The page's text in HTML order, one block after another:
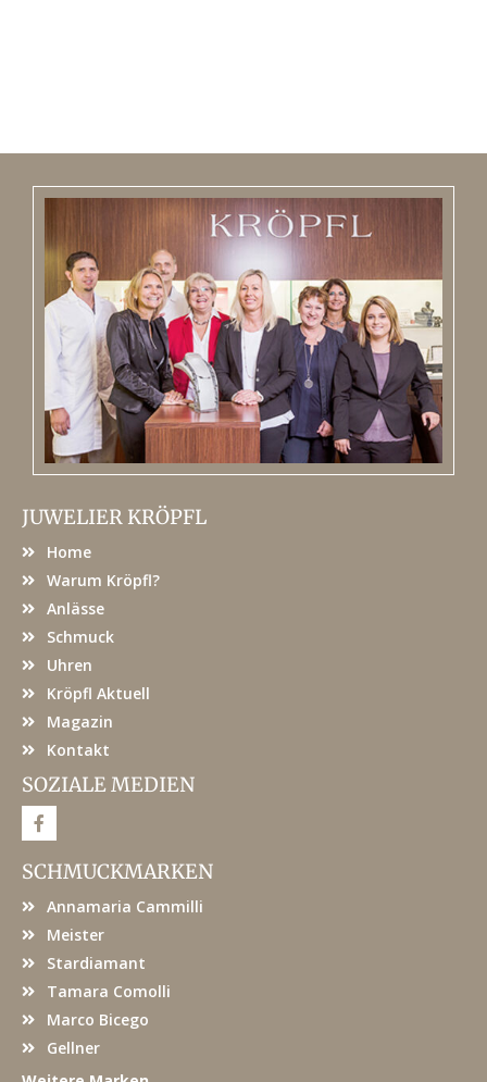
JUWELIER KRÖPFL
Home
Warum Kröpfl?
Anlässe
Schmuck
Uhren
Kröpfl Aktuell
Magazin
Kontakt
SOZIALE MEDIEN
F
a
e
b
o
SCHMUCKMARKEN
Annamaria Cammilli
Meister
Stardiamant
Tamara Comolli
Marco Bicego
Gellner